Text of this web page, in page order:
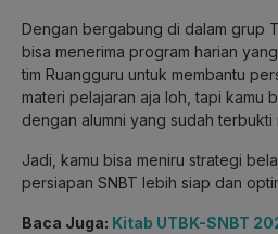
Dengan bergabung di dalam grup
bisa menerima program harian
tim Ruangguru untuk membantu
materi pelajaran aja loh, tapi kamu
dengan alumni yang sudah terbukti
Jadi, kamu bisa meniru strategi
persiapan SNBT lebih siap dan
Baca Juga: Kitab UTBK-SNBT